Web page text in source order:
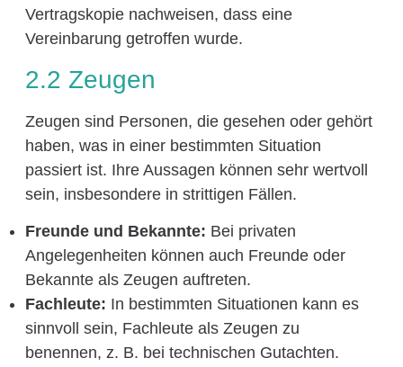
Vertragskopie nachweisen, dass eine
Vereinbarung getroffen wurde.
2.2 Zeugen
Zeugen sind Personen, die gesehen oder gehört
haben, was in einer bestimmten Situation
passiert ist. Ihre Aussagen können sehr wertvoll
sein, insbesondere in strittigen Fällen.
Freunde und Bekannte: Bei privaten
Angelegenheiten können auch Freunde oder
Bekannte als Zeugen auftreten.
Fachleute: In bestimmten Situationen kann es
sinnvoll sein, Fachleute als Zeugen zu
benennen, z. B. bei technischen Gutachten.